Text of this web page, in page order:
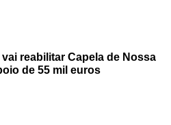
reabilitar Capela de Nossa
de 55 mil euros